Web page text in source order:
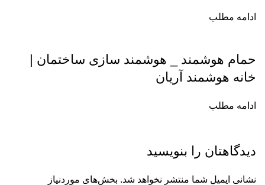
ادامه مطلب
حمام هوشمند‌ _ هوشمند سازی ساختمان |
خانه هوشمند آریان
ادامه مطلب
دیدگاهتان را بنویسید
نشانی ایمیل شما منتشر نخواهد شد. بخش‌های موردنیاز